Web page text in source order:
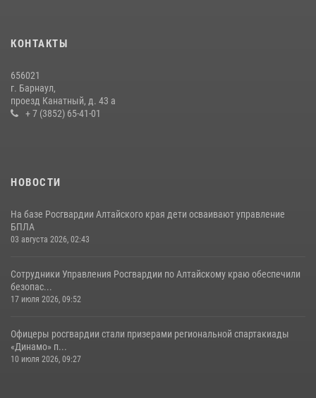
КОНТАКТЫ
656021
г. Барнаул,
проезд Канатный, д. 43 а
+ 7 (3852) 65-41-01
НОВОСТИ
На базе Росгвардии Алтайского края дети осваивают управление
БПЛА
03 августа 2026, 02:43
Сотрудники Управления Росгвардии по Алтайскому краю обеспечили
безопас...
17 июля 2026, 09:52
Офицеры росгвардии стали призерами региональной спартакиады
«Динамо» п...
10 июля 2026, 09:27